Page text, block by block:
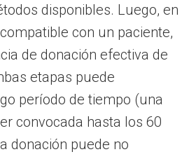
disponibles. Luego, en
con un paciente,
de donación efectiva de
etapas puede
período de tiempo (una
convocada hasta los 60
donación puede no